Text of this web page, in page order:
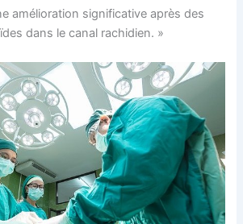
amélioration significative après des
dans le canal rachidien. »